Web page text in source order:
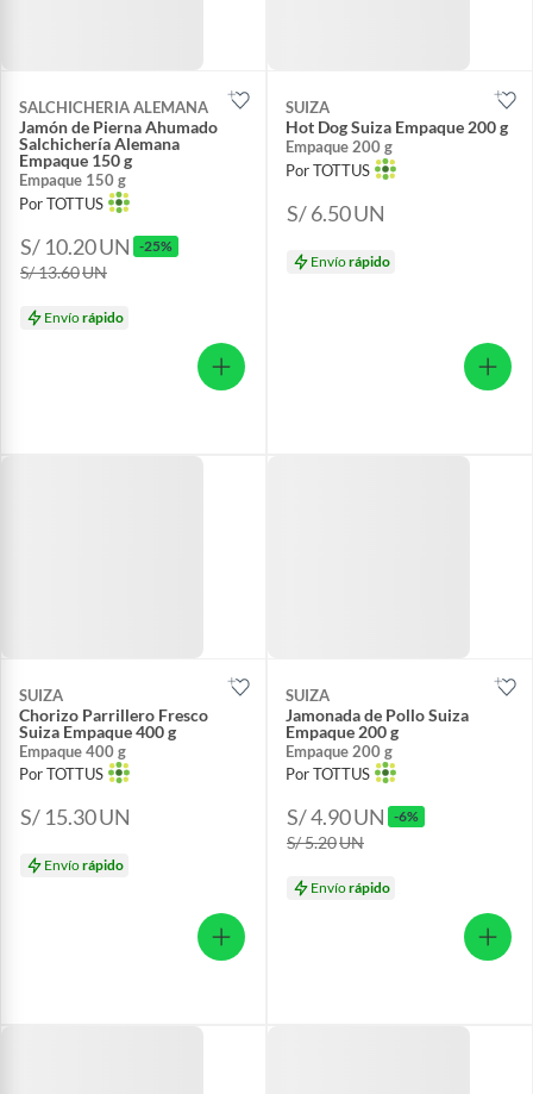
SALCHICHERIA ALEMANA
Jamón de Pierna Ahumado
Salchichería Alemana
Empaque 150 g
Empaque 150 g
Por TOTTUS
S/ 10.20UN -25%
S/ 13.60UN
Envíorápido
SUIZA
Hot Dog Suiza Empaque 200 g
Empaque 200 g
Por TOTTUS
S/ 6.50UN
Envíorápido
SUIZA
Chorizo Parrillero Fresco
Suiza Empaque 400 g
Empaque 400 g
Por TOTTUS
S/ 15.30UN
Envíorápido
SUIZA
Jamonada de Pollo Suiza
Empaque 200 g
Empaque 200 g
Por TOTTUS
S/ 4.90UN -6%
S/ 5.20UN
Envíorápido